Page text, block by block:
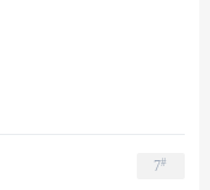
7#